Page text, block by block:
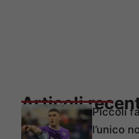
Articoli
Piccoli
l’unico